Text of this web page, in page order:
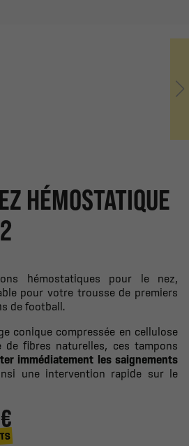
HÉMOSTATIQUE
hémostatiques pour le nez,
pour votre trousse de premiers
de football.
conique compressée en cellulose
de fibres naturelles, ces tampons
immédiatement les saignements
une intervention rapide sur le